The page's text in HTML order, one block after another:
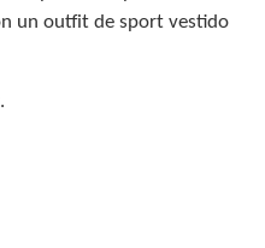
un outfit de sport vestido